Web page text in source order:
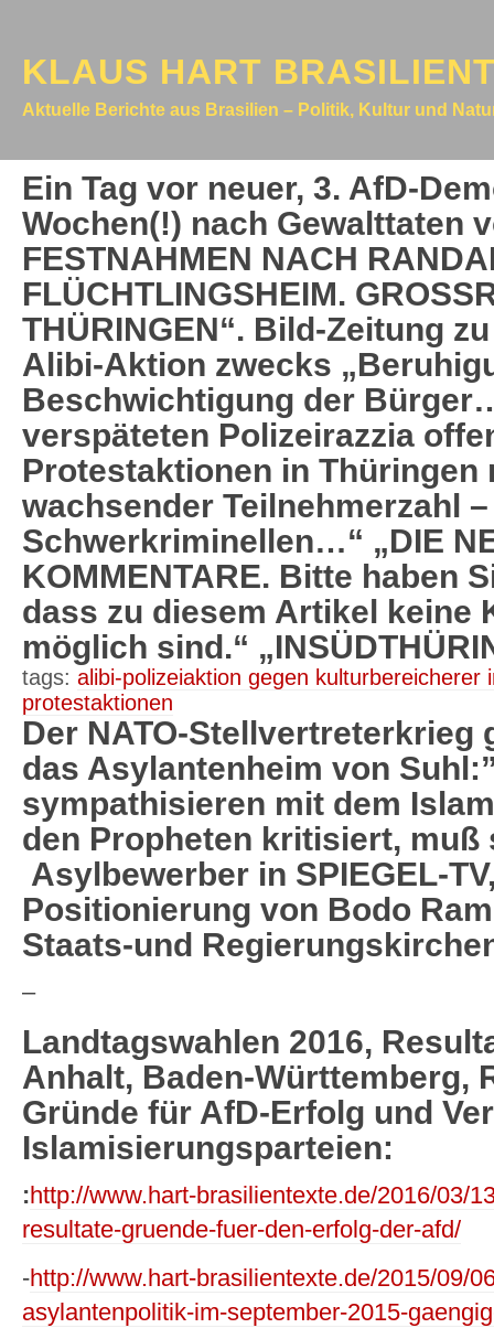
KLAUS HART
Aktuelle Berichte aus Brasilien – Politik, Kultur und
Ein Tag vor neuer, 3. AfD-
Wochen(!) nach Gewalttaten
FESTNAHMEN NACH
FLÜCHTLINGSHEIM.
THÜRINGEN“. Bild-Zeitung
Alibi-Aktion zwecks
Beschwichtigung der
verspäteten Polizeirazzia
Protestaktionen in Thüringen
wachsender Teilnehmerzahl
Schwerkriminellen…“ „DIE
KOMMENTARE. Bitte haben
dass zu diesem Artikel keine
möglich sind.“
tags: alibi-polizeiaktion gegen kulturbereicherer
protestaktionen
Der NATO-Stellvertreterkrieg
das Asylantenheim von
sympathisieren mit dem
den Propheten kritisiert, muß
Asylbewerber in SPIEGEL-
Positionierung von Bodo
Staats-und
–
Landtagswahlen 2016,
Anhalt, Baden-Württemberg,
Gründe für AfD-Erfolg und
Islamisierungsparteien:
:http://www.hart-brasilientexte.de/2016/03/
resultate-gruende-fuer-den-erfolg-der-afd/
-http://www.hart-brasilientexte.de/2015/09/
asylantenpolitik-im-september-2015-